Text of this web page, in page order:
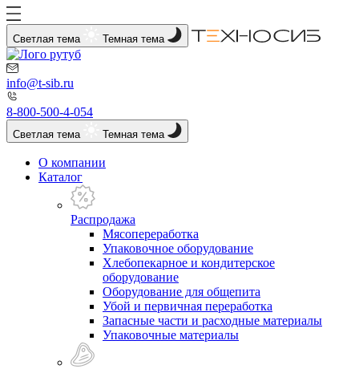
Светлая тема Темная тема
info@t-sib.ru
8-800-500-4-054
Светлая тема Темная тема
О компании
Каталог
Распродажа
Мясопереработка
Упаковочное оборудование
Хлебопекарное и кондитерское
оборудование
Оборудование для общепита
Убой и первичная переработка
Запасные части и расходные материалы
Упаковочные материалы